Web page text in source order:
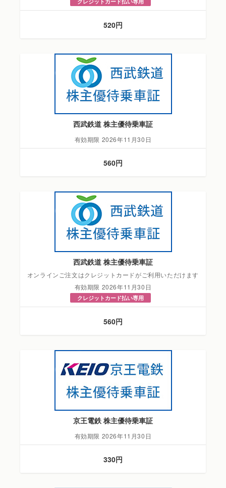
520円
西武鉄道 株主優待乗車証
有効期限 2026年11月30日
560円
西武鉄道 株主優待乗車証
オンラインご注文はクレジットカードがご利用いただけます
有効期限 2026年11月30日
クレジットカード払い専用
560円
京王電鉄 株主優待乗車証
有効期限 2026年11月30日
330円